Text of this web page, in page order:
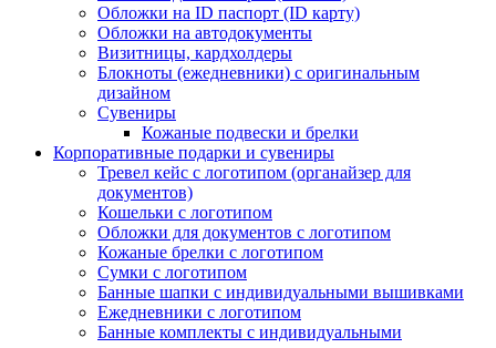
Обложки на ID паспорт (ID карту)
Обложки на автодокументы
Визитницы, кардхолдеры
Блокноты (ежедневники) с оригинальным
дизайном
Сувениры
Кожаные подвески и брелки
Корпоративные подарки и сувениры
Тревел кейс с логотипом (органайзер для
документов)
Кошельки с логотипом
Обложки для документов с логотипом
Кожаные брелки с логотипом
Сумки с логотипом
Банные шапки с индивидуальными вышивками
Ежедневники с логотипом
Банные комплекты с индивидуальными